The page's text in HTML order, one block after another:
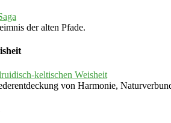
der alten Pfade.
von Harmonie,